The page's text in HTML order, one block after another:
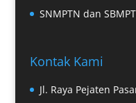
SNMPTN dan
Kontak Kami
Jl. Raya Pejaten